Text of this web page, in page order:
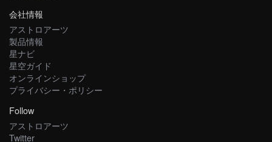
会社情報
アストロアーツ
製品情報
星ナビ
星空ガイド
オンラインショップ
プライバシー・ポリシー
Follow
アストロアーツ
Twitter